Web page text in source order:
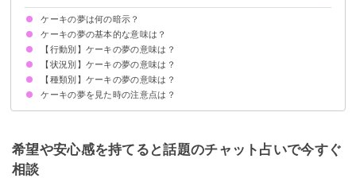
ケーキの夢は何の暗示？
ケーキの夢の基本的な意味は？
恋愛運の象徴
状況によって意味が決まる
【行動別】ケーキの夢の意味は？
ケーキを買う夢【吉夢】
ケーキを作る夢【吉夢】
ケーキを食べる夢【吉夢】
ケーキを選ぶ夢【警告夢】
ケーキを切り分ける夢【吉夢】
ケーキを見る夢【警告夢】
ケーキをプレゼントする夢【吉夢】
ケーキのろうそくの火を消す夢【吉夢】
【状況別】ケーキの夢の意味は？
ケーキをもらう夢【吉夢】
美味しそうなケーキの夢【吉夢】
ケーキ屋の夢【凶夢】
ケーキが崩れる夢【凶夢】
ケーキが売り切れる夢【凶夢】
ケーキが食べられない夢【凶夢】
たくさんのケーキの夢【吉夢】
ケーキバイキングの夢【吉夢】
賞味期限切れのケーキの夢【凶夢】
【種類別】ケーキの夢の意味は？
チーズケーキの夢【吉夢】
抹茶ケーキの夢【吉夢】
ホールケーキの夢【吉夢】
モンブランケーキの夢【凶夢】
ショートケーキの夢【願望夢】
ケーキの夢を見た時の注意点は？
恋愛に積極的になる
吉夢なら人に話さず警告夢や凶夢は人に話す
希望や安心感を持てると話題のチャット占いで今すぐ
相談